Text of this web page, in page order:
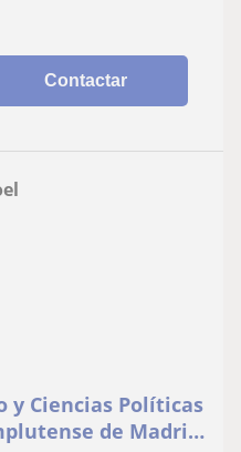
Contactar
y Ciencias Políticas
de Madrid,